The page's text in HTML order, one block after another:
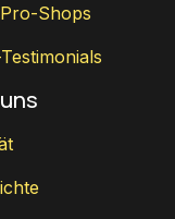
Shops